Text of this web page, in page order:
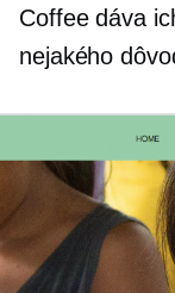
Coffee dáva
nejakého